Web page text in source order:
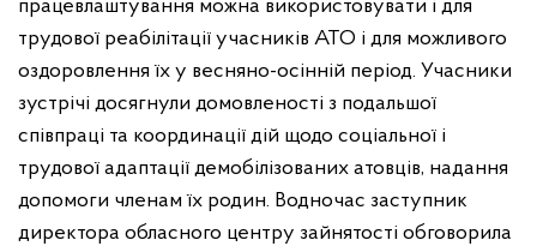
працевлаштування можна використовувати і для
трудової реабілітації учасників АТО і для можливого
оздоровлення їх у весняно-осінній період. Учасники
зустрічі досягнули домовленості з подальшої
співпраці та координації дій щодо соціальної і
трудової адаптації демобілізованих атовців, надання
допомоги членам їх родин. Водночас заступник
директора обласного центру зайнятості обговорила